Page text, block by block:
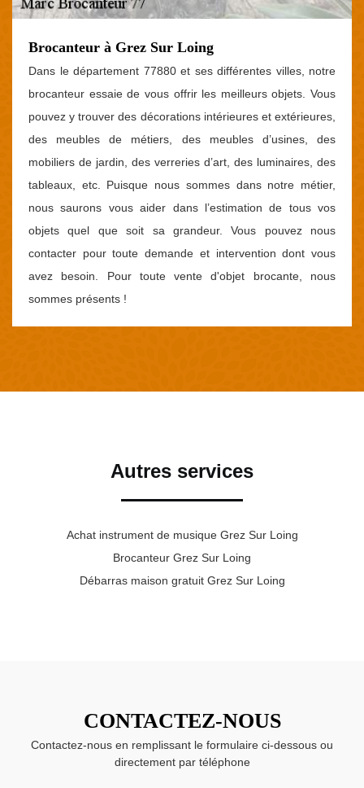
Brocanteur à Grez Sur Loing
Dans le département 77880 et ses différentes villes, notre
brocanteur essaie de vous offrir les meilleurs objets. Vous
pouvez y trouver des décorations intérieures et extérieures,
des meubles de métiers, des meubles d’usines, des
mobiliers de jardin, des verreries d’art, des luminaires, des
tableaux, etc. Puisque nous sommes dans notre métier,
nous saurons vous aider dans l’estimation de tous vos
objets quel que soit sa grandeur. Vous pouvez nous
contacter pour toute demande et intervention dont vous
avez besoin. Pour toute vente d'objet brocante, nous
sommes présents !
Autres services
Achat instrument de musique Grez Sur Loing
Brocanteur Grez Sur Loing
Débarras maison gratuit Grez Sur Loing
CONTACTEZ-NOUS
Contactez-nous en remplissant le formulaire ci-dessous ou
directement par téléphone